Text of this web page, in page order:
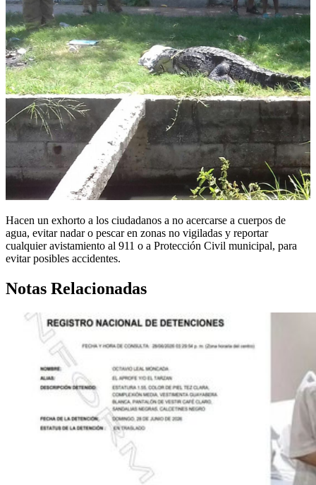
Hacen un exhorto a los ciudadanos a no acercarse a cuerpos de
agua, evitar nadar o pescar en zonas no vigiladas y reportar
cualquier avistamiento al 911 o a Protección Civil municipal, para
evitar posibles accidentes.
Notas Relacionadas